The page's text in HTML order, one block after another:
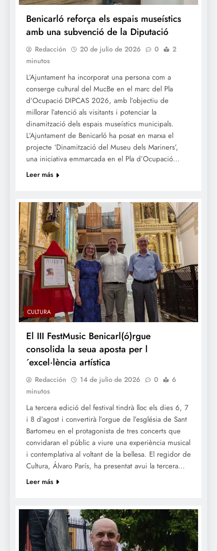
Benicarló reforça els espais museístics
amb una subvenció de la Diputació
Redacción 20 de julio de 2026 0
2
minutos
L’Ajuntament ha incorporat una persona com a
conserge cultural del MucBe en el marc del Pla
d’Ocupació DIPCAS 2026, amb l’objectiu de
millorar l’atenció als visitants i potenciar la
dinamització dels espais museístics municipals.
L’Ajuntament de Benicarló ha posat en marxa el
projecte ‘Dinamització del Museu dels Mariners’,
una iniciativa emmarcada en el Pla d’Ocupació…
Leer más
CULTURA
El III FestMusic Benicarl(ó)rgue
consolida la seua aposta per l
´excel·lència artística
Redacción 14 de julio de 2026 0
6
minutos
La tercera edició del festival tindrà lloc els dies 6, 7
i 8 d’agost i convertirà l’orgue de l’església de Sant
Bartomeu en el protagonista de tres concerts que
convidaran el públic a viure una experiència musical
i contemplativa al voltant de la bellesa. El regidor de
Cultura, Álvaro París, ha presentat avui la tercera…
Leer más